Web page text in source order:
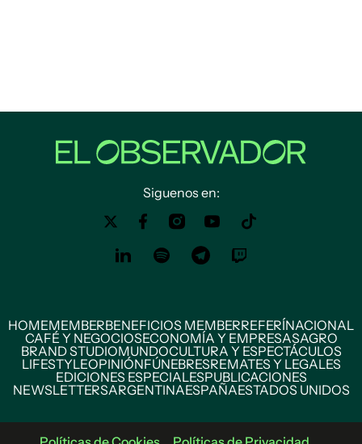
Siguenos en:
HOMEMEMBERBENEFICIOS MEMBERREFERÍNACIONAL
CAFÉ Y NEGOCIOSECONOMÍA Y EMPRESASAGRO
BRAND STUDIOMUNDOCULTURA Y ESPECTÁCULOS
LIFESTYLEOPINIÓNFÚNEBRESREMATES Y LEGALES
EDICIONES ESPECIALESPUBLICACIONES
NEWSLETTERSARGENTINAESPAÑAESTADOS UNIDOS